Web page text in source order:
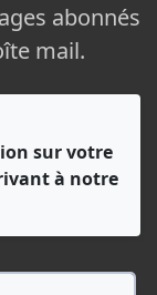
abonnés
mail.
sur votre
à notre